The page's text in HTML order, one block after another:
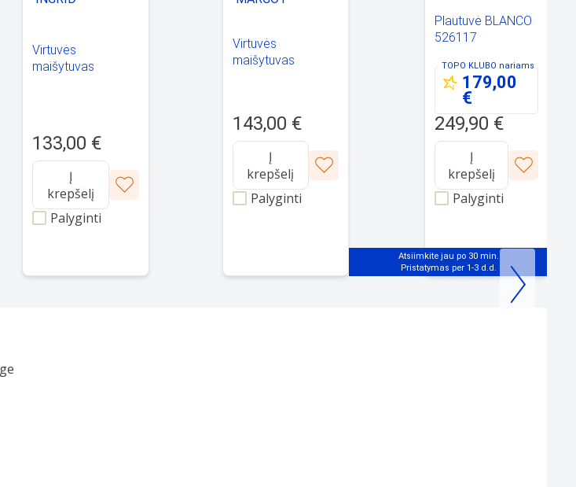
Virtuvės
maišytuvas
133,00 €
Į
krepšelį
Palyginti
Virtuvės
maišytuvas
143,00 €
Į
krepšelį
Palyginti
Plautuvė BLANCO
526117
TOPO KLUBO nariams
179,00
€
249,90 €
Atsiimkite jau po 30 min.
Į
krepšelį
Palyginti